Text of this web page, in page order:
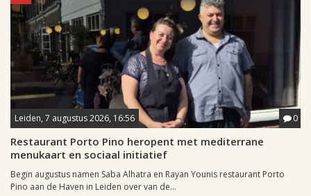
Leiden, 7 augustus 2026, 16:56 0
Restaurant Porto Pino heropent met mediterrane
menukaart en sociaal initiatief
Begin augustus namen Saba Alhatra en Rayan Younis restaurant Porto
Pino aan de Haven in Leiden over van de...